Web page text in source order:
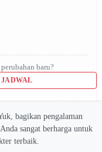
baru?
bagikan pengalaman
sangat berharga untuk
terbaik.